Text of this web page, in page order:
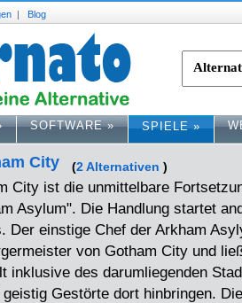
| Blog
SOFTWARE» SPIELE»
City (2 Alternativen )
City ist die unmittelbare
Asylum". Die Handlung startet
Der einstige Chef der Arkham
von Gotham City und
inklusive des darumliegenden
geistig Gestörte dort hinbringen.